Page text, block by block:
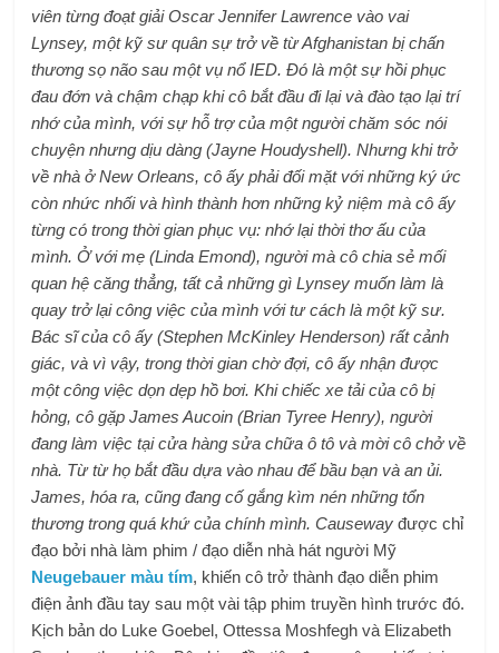
viên từng đoạt giải Oscar Jennifer Lawrence vào vai
Lynsey, một kỹ sư quân sự trở về từ Afghanistan bị chấn
thương sọ não sau một vụ nổ IED. Đó là một sự hồi phục
đau đớn và chậm chạp khi cô bắt đầu đi lại và đào tạo lại trí
nhớ của mình, với sự hỗ trợ của một người chăm sóc nói
chuyện nhưng dịu dàng (Jayne Houdyshell). Nhưng khi trở
về nhà ở New Orleans, cô ấy phải đối mặt với những ký ức
còn nhức nhối và hình thành hơn những kỷ niệm mà cô ấy
từng có trong thời gian phục vụ: nhớ lại thời thơ ấu của
mình. Ở với mẹ (Linda Emond), người mà cô chia sẻ mối
quan hệ căng thẳng, tất cả những gì Lynsey muốn làm là
quay trở lại công việc của mình với tư cách là một kỹ sư.
Bác sĩ của cô ấy (Stephen McKinley Henderson) rất cảnh
giác, và vì vậy, trong thời gian chờ đợi, cô ấy nhận được
một công việc dọn dẹp hồ bơi. Khi chiếc xe tải của cô bị
hỏng, cô gặp James Aucoin (Brian Tyree Henry), người
đang làm việc tại cửa hàng sửa chữa ô tô và mời cô chở về
nhà. Từ từ họ bắt đầu dựa vào nhau để bầu bạn và an ủi.
James, hóa ra, cũng đang cố gắng kìm nén những tổn
thương trong quá khứ của chính mình. Causeway được chỉ
đạo bởi nhà làm phim / đạo diễn nhà hát người Mỹ
Neugebauer màu tím, khiến cô trở thành đạo diễn phim
điện ảnh đầu tay sau một vài tập phim truyền hình trước đó.
Kịch bản do Luke Goebel, Ottessa Moshfegh và Elizabeth